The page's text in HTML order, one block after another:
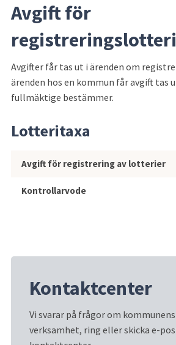
Avgift för
Avgifter får tas ut i ärenden om
ärenden hos en kommun får avgift tas
fullmäktige bestämmer.
Lotteritaxa
Lotteritaxa
Avgift för registrering av lotterier
Kontrollarvode
Kontaktcenter
Vi svarar på frågor om
verksamhet, ring eller skicka e-